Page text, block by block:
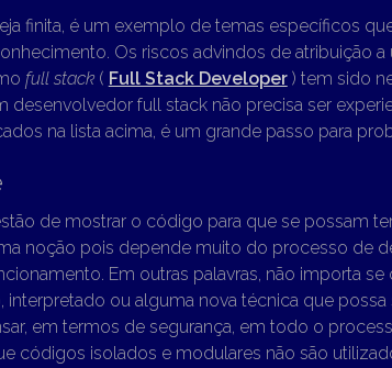
finita, é um exemplo de temas específicos
Os riscos advindos de atribuição a
full stack( Full Stack Developer) tem sido
desenvolvedor full stack não precisa ser
na lista acima, é um grande passo para
de mostrar o código para que se possam
noção pois depende muito do processo de
Em outras palavras, não importa se
ou alguma nova técnica que possa
em termos de segurança, em todo o
códigos isolados e modulares não são